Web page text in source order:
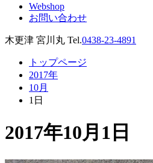
Webshop
お問い合わせ
木更津 宮川丸 Tel.0438-23-4891
トップページ
2017年
10月
1日
2017年10月1日